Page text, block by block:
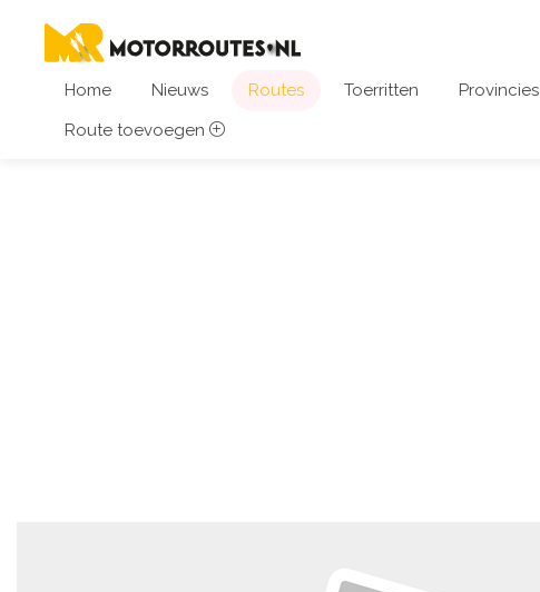
Home Nieuws Routes Toerritten Provincies
Route toevoegen